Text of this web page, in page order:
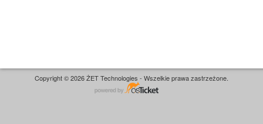
Copyright © 2026 ŻET Technologies - Wszelkie prawa zastrzeżone.